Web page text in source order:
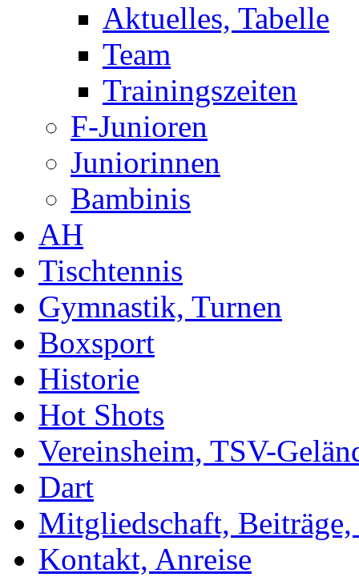
Aktuelles, Tabelle
Team
Trainingszeiten
F-Junioren
Juniorinnen
Bambinis
AH
Tischtennis
Gymnastik, Turnen
Boxsport
Historie
Hot Shots
Vereinsheim, TSV-
Dart
Mitgliedschaft,
Kontakt, Anreise